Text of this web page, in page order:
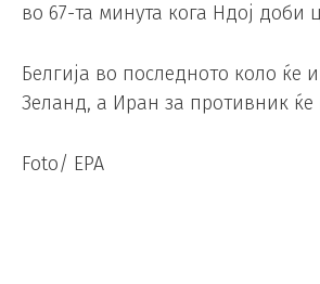
во 67-та минута кога Ндој доби
Белгија во последното коло ќе
Зеланд, а Иран за противник ќе
Foto/ EPA